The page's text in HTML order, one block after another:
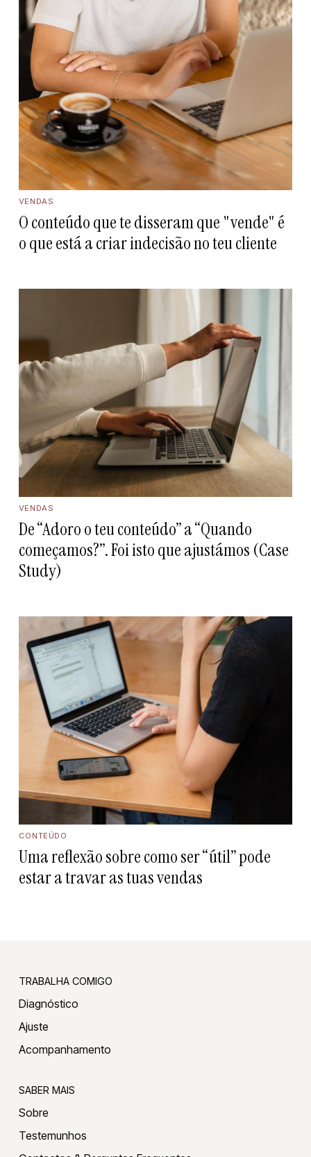
VENDAS
O conteúdo que te disseram que "vende" é
o que está a criar indecisão no teu cliente
VENDAS
De “Adoro o teu conteúdo” a “Quando
começamos?”. Foi isto que ajustámos (Case
Study)
CONTEÚDO
Uma reflexão sobre como ser “útil” pode
estar a travar as tuas vendas
TRABALHA COMIGO
Diagnóstico
Ajuste
Acompanhamento
SABER MAIS
Sobre
Testemunhos